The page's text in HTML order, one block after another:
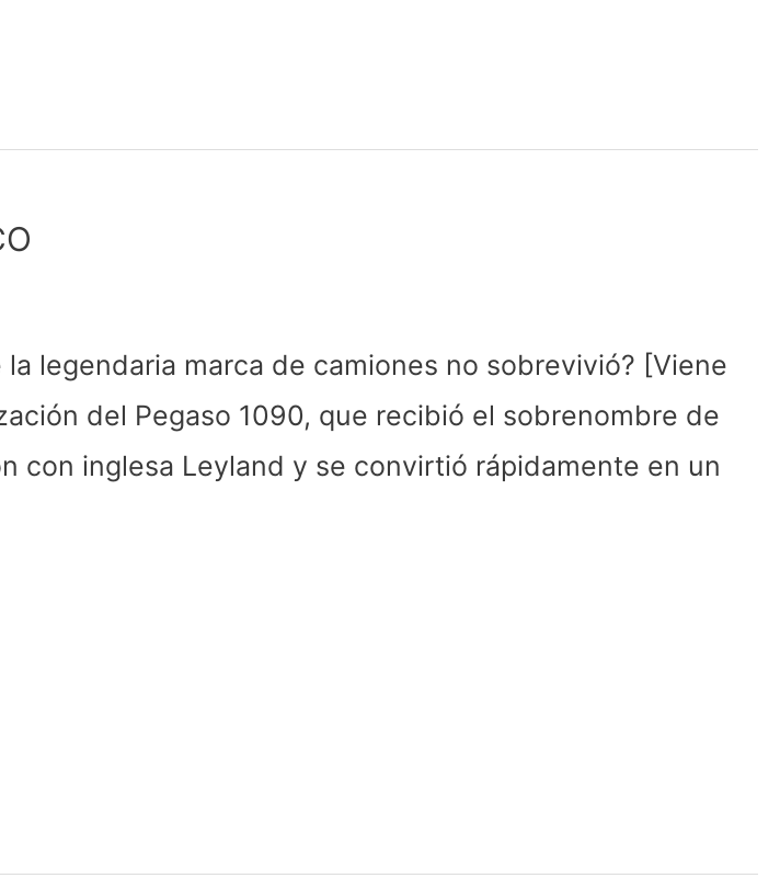
legendaria marca de camiones no sobrevivió? [Viene
del Pegaso 1090, que recibió el sobrenombre de
con inglesa Leyland y se convirtió rápidamente en un